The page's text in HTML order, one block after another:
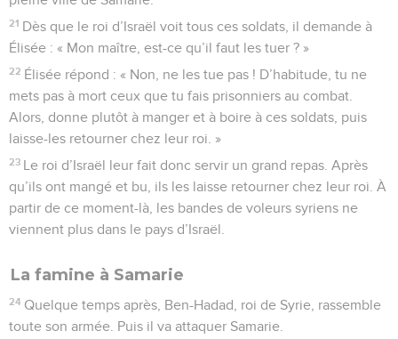
21 Dès que le roi d’Israël voit tous ces soldats, il demande à
Élisée : « Mon maître, est-ce qu’il faut les tuer ? »
22 Élisée répond : « Non, ne les tue pas ! D’habitude, tu ne
mets pas à mort ceux que tu fais prisonniers au combat.
Alors, donne plutôt à manger et à boire à ces soldats, puis
laisse-les retourner chez leur roi. »
23 Le roi d’Israël leur fait donc servir un grand repas. Après
qu’ils ont mangé et bu, ils les laisse retourner chez leur roi. À
partir de ce moment-là, les bandes de voleurs syriens ne
viennent plus dans le pays d’Israël.
La famine à Samarie
24 Quelque temps après, Ben-Hadad, roi de Syrie, rassemble
toute son armée. Puis il va attaquer Samarie.